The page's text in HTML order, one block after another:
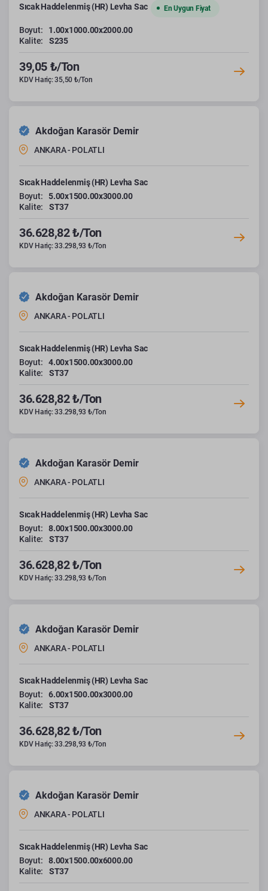
Sıcak Haddelenmiş (HR) Levha Sac En Uygun Fiyat
Boyut:
1.00x1000.00x2000.00
Kalite:
S235
39,05 ₺/Ton
KDV Hariç: 35,50 ₺/Ton
Akdoğan Karasör Demir
ANKARA - POLATLI
Sıcak Haddelenmiş (HR) Levha Sac
Boyut:
5.00x1500.00x3000.00
Kalite:
ST37
36.628,82 ₺/Ton
KDV Hariç: 33.298,93 ₺/Ton
Akdoğan Karasör Demir
ANKARA - POLATLI
Sıcak Haddelenmiş (HR) Levha Sac
Boyut:
4.00x1500.00x3000.00
Kalite:
ST37
36.628,82 ₺/Ton
KDV Hariç: 33.298,93 ₺/Ton
Akdoğan Karasör Demir
ANKARA - POLATLI
Sıcak Haddelenmiş (HR) Levha Sac
Boyut:
8.00x1500.00x3000.00
Kalite:
ST37
36.628,82 ₺/Ton
KDV Hariç: 33.298,93 ₺/Ton
Akdoğan Karasör Demir
ANKARA - POLATLI
Sıcak Haddelenmiş (HR) Levha Sac
Boyut:
6.00x1500.00x3000.00
Kalite:
ST37
36.628,82 ₺/Ton
KDV Hariç: 33.298,93 ₺/Ton
Akdoğan Karasör Demir
ANKARA - POLATLI
Sıcak Haddelenmiş (HR) Levha Sac
Boyut:
8.00x1500.00x6000.00
Kalite:
ST37